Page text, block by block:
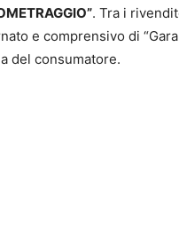
. Tra i
e comprensivo di
del consumatore.